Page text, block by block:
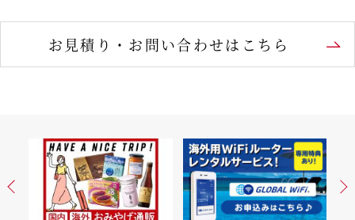
お見積り・お問い合わせはこちら